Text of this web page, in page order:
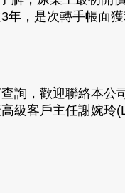
年，是次轉手帳面
詢，歡迎聯絡本公
級客戶主任謝婉玲